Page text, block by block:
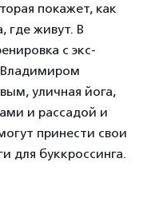
покажет, как
где живут. В
с экс-
уличная йога,
и рассадой и
принести свои
для буккроссинга.